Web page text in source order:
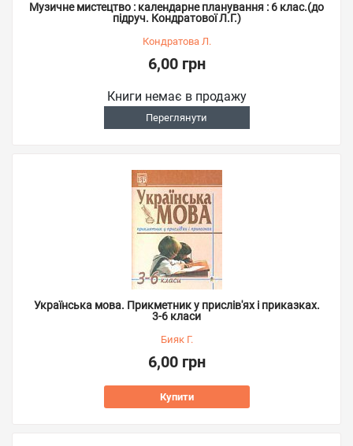
Музичне мистецтво : календарне планування : 6 клас.(до
підруч. Кондратової Л.Г.)
Кондратова Л.
6,00 грн
Книги немає в продажу
Переглянути
Українська мова. Прикметник у прислів'ях і приказках.
3-6 класи
Бияк Г.
6,00 грн
Купити